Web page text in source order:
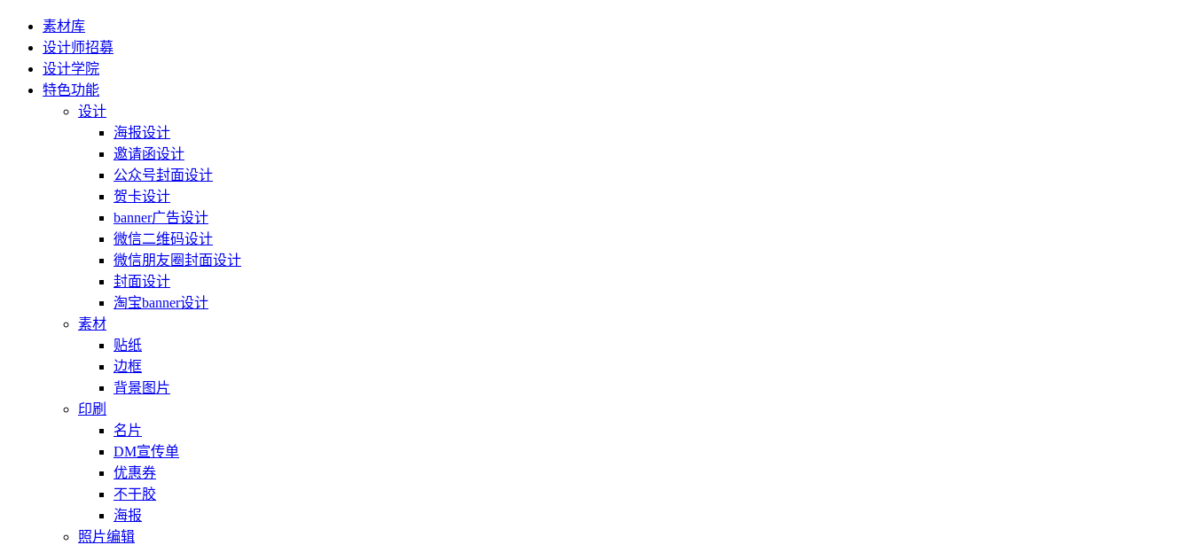
素材库
设计师招募
设计学院
特色功能
设计
海报设计
邀请函设计
公众号封面设计
贺卡设计
banner广告设计
微信二维码设计
微信朋友圈封面设计
封面设计
淘宝banner设计
素材
贴纸
边框
背景图片
印刷
名片
DM宣传单
优惠券
不干胶
海报
照片编辑